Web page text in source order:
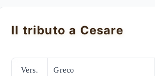
Il tributo a Cesare
Vers. Greco